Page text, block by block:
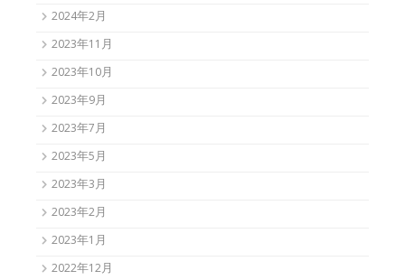
2024年2月
2023年11月
2023年10月
2023年9月
2023年7月
2023年5月
2023年3月
2023年2月
2023年1月
2022年12月